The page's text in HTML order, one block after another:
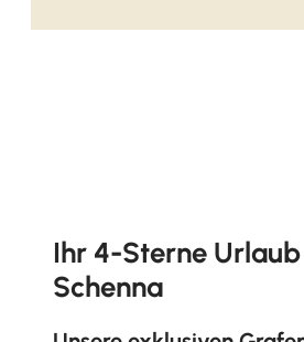
Ihr 4-Sterne
Schenna